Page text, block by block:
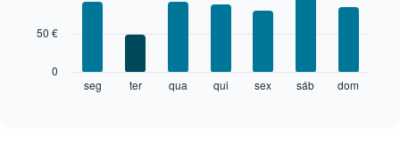
bars.
seg ter qua qui sex sáb dom
0
50 €